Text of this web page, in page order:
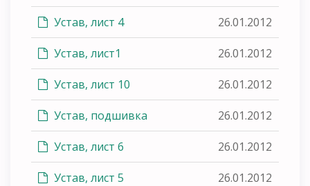
Устав, лист 4 26.01.2012
Устав, лист1 26.01.2012
Устав, лист 10 26.01.2012
Устав, подшивка 26.01.2012
Устав, лист 6 26.01.2012
Устав, лист 5 26.01.2012